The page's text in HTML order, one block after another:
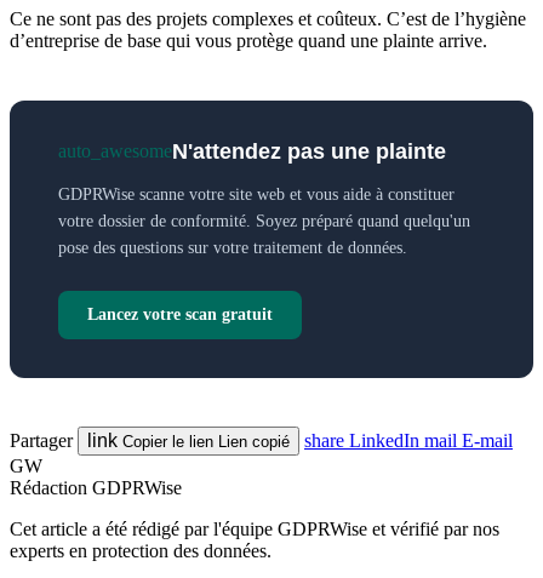
Ce ne sont pas des projets complexes et coûteux. C’est de l’hygiène
d’entreprise de base qui vous protège quand une plainte arrive.
auto_awesomeN'attendez pas une plainte
GDPRWise scanne votre site web et vous aide à constituer
votre dossier de conformité. Soyez préparé quand quelqu'un
pose des questions sur votre traitement de données.
Lancez votre scan gratuit
Partager link Copier le lien Lien copié share LinkedIn mail E-mail
GW
Rédaction GDPRWise
Cet article a été rédigé par l'équipe GDPRWise et vérifié par nos
experts en protection des données.